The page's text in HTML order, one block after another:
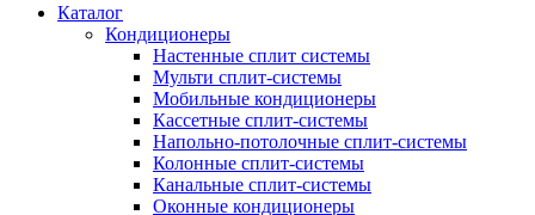
Каталог
Кондиционеры
Настенные сплит системы
Мульти сплит-системы
Мобильные кондиционеры
Кассетные сплит-системы
Напольно-потолочные сплит-системы
Колонные сплит-системы
Канальные сплит-системы
Оконные кондиционеры